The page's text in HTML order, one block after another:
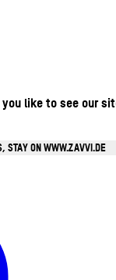
like to see our
STAY ON WWW.ZAVVI.DE